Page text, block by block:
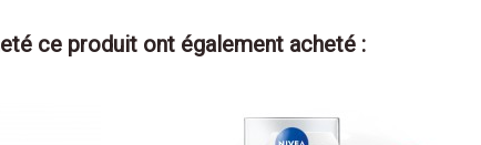
ce produit ont également acheté :